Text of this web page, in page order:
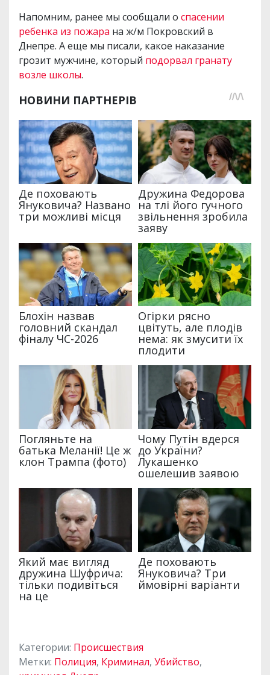
Напомним, ранее мы сообщали о спасении
ребенка из пожара на ж/м Покровский в
Днепре. А еще мы писали, какое наказание
грозит мужчине, который подорвал гранату
возле школы.
Категории: Происшествия
Метки: Полиция, Криминал, Убийство,